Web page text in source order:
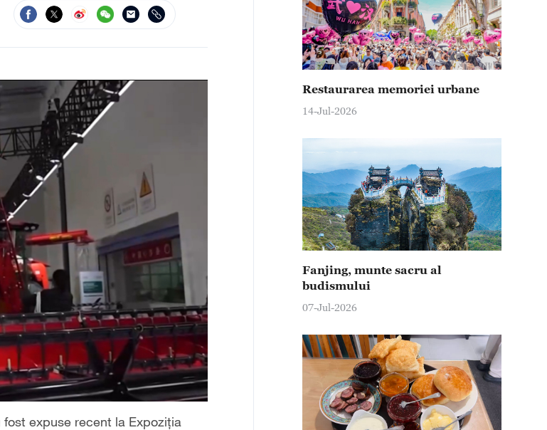
expuse recent la Expoziția
Restaurarea memoriei urbane
14-Jul-2026
Fanjing, munte sacru al
budismului
07-Jul-2026